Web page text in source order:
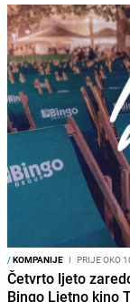
/KOMPANIJE I PRIJE OKO
Četvrto ljeto
Bingo Ljetno kino